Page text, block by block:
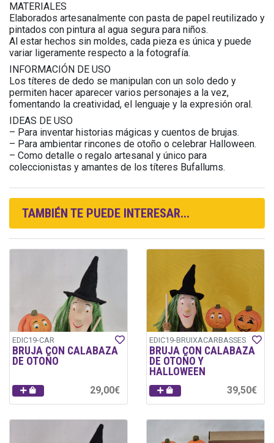
MATERIALES
Elaborados artesanalmente con pasta de papel reutilizado y
pintados con pintura al agua segura para niños.
Al estar hechos sin moldes, cada pieza es única y puede
variar ligeramente respecto a la fotografía.
INFORMACIÓN DE USO
Los títeres de dedo se manipulan con un solo dedo y
permiten hacer aparecer varios personajes a la vez,
fomentando la creatividad, el lenguaje y la expresión oral.
IDEAS DE USO
– Para inventar historias mágicas y cuentos de brujas.
– Para ambientar rincones de otoño o celebrar Halloween.
– Como detalle o regalo artesanal y único para
coleccionistas y amantes de los títeres Bufallums.
TAMBIÉN TE PUEDE INTERESAR...
EDIC19-CAR
BRUJA CON CALABAZA
DE OTOÑO
29,00€
EDIC19-BRUIXACARBASSES
BRUJA CON CALABAZA
DE OTOÑO Y
HALLOWEEN
39,50€